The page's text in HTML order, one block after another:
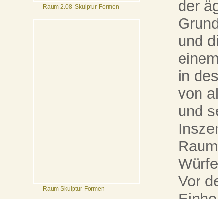
Raum 2.08: Skulptur-Formen
Raum Skulptur-Formen
der
und
in
von
und
Vor